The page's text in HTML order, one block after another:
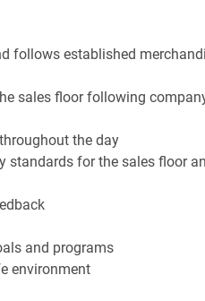
follows established
sales floor following
the day
standards for the sales floor
and programs
environment